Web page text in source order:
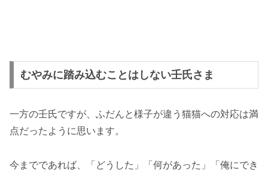
むやみに踏み込むことはしない壬氏さま
一方の壬氏ですが、ふだんと様子が違う猫猫への対応は満
点だったように思います。
今までであれば、「どうした」「何があった」「俺にでき